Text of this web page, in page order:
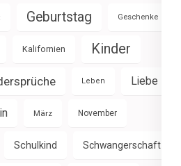
Geburtstag Geschenke
Kalifornien Kinder
Leben Liebe
März November
Schulkind Schwangerschaft